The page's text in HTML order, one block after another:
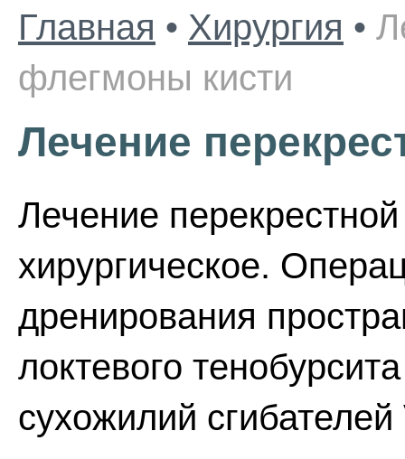
Главная • Хирургия •
флегмоны кисти
Лечение
Лечение
хирургическое.
дренирования
локтевого
сухожилий